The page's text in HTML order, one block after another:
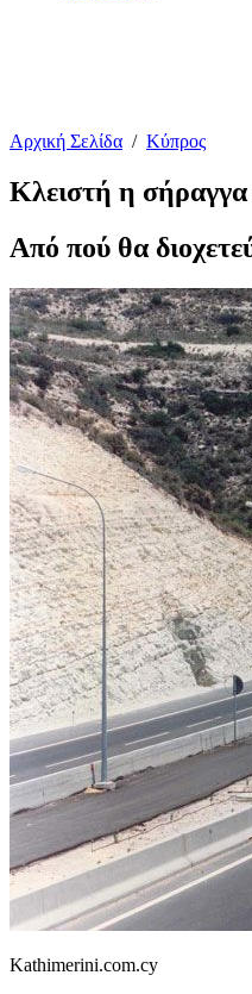
Αρχική Σελίδα / Κύπρος
Κλειστή η
Από πού θα
Kathimerini.com.cy